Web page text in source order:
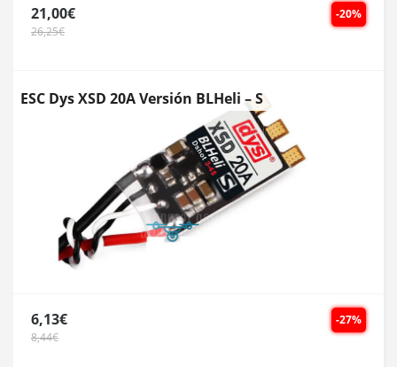
-20%
21,00€
26,25€
ESC Dys XSD 20A Versión BLHeli – S
-27%
6,13€
8,44€